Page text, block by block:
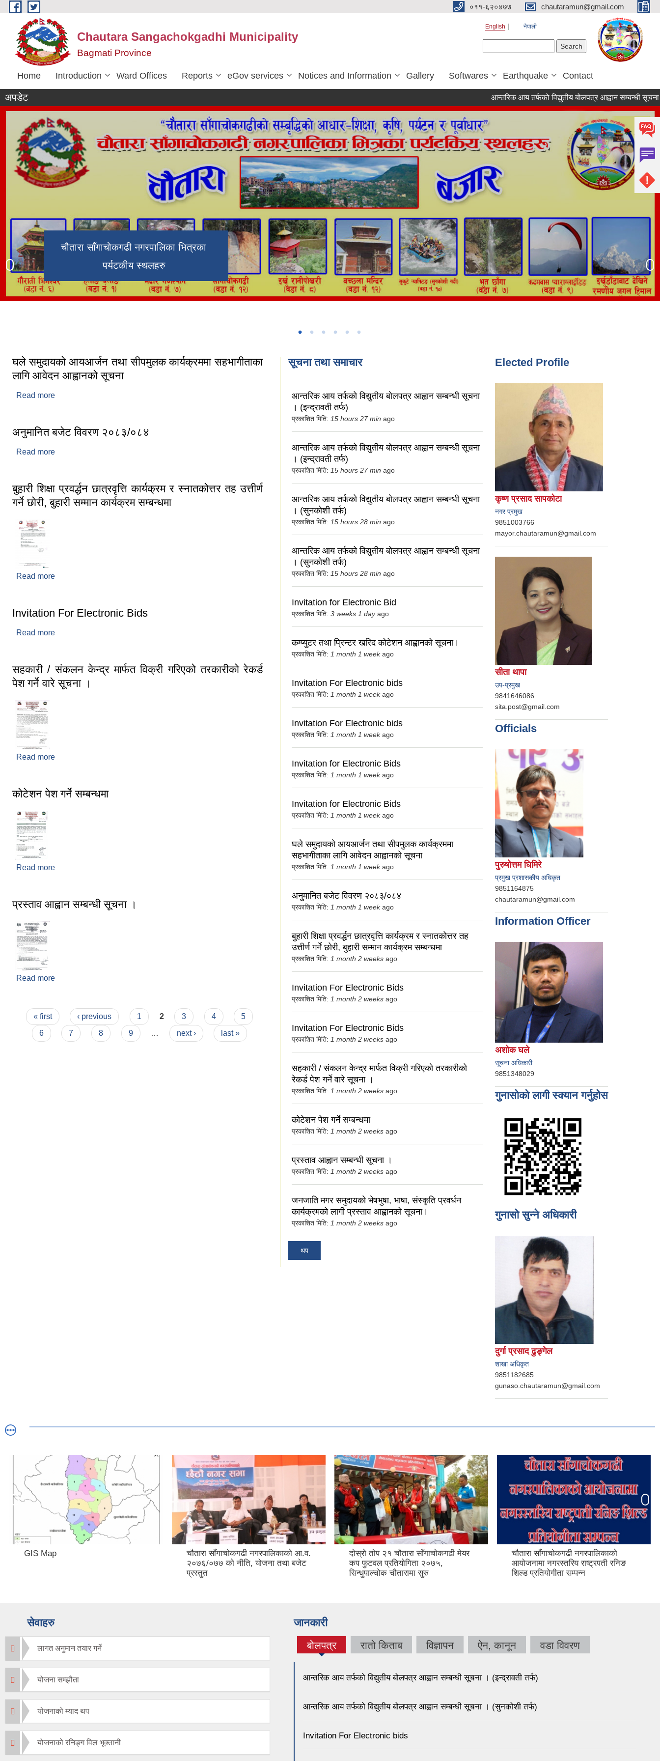
Skip to main content ०११-६२०४७७ chautaramun@gmail.com
Chautara Sangachokgadhi Municipality
Bagmati Province
English नेपाली
Home Introduction Ward Offices Reports eGov services Notices and Information Gallery Softwares Earthquake Contact
अपडेट आन्तरिक आय तर्फको विद्युतीय बोलपत्र आह्वान सम्बन्धी सूचना ।
चौतारा साँगाचोकगढी नगरपालिका भित्रका
पर्यटकीय स्थलहरु
चौतारा बजारबाट देखिने रमणीय जुगल हिमाल
बुद्ध पार्कको सुन्दर दृष्य
चौतारा बजार
गौराती भीमेश्वर मन्दिर
विद्यालयको कार्यक्रममा चौतारा साँगाचोकगढी
नगरपालिकाका नगरप्रमुख र उपप्रमुख
घले समुदायको आयआर्जन तथा सीपमुलक कार्यक्रममा सहभागीताका
लागि आवेदन आह्वानको सूचना
Read more
अनुमानित बजेट विवरण २०८३/०८४
Read more
बुहारी शिक्षा प्रवर्द्धन छात्रवृत्ति कार्यक्रम र स्नातकोत्तर तह उत्तीर्ण
गर्ने छोरी, बुहारी सम्मान कार्यक्रम सम्बन्धमा
Read more
Invitation For Electronic Bids
Read more
सहकारी / संकलन केन्द्र मार्फत विक्री गरिएको तरकारीको रेकर्ड
पेश गर्ने वारे सूचना ।
Read more
कोटेशन पेश गर्ने सम्बन्धमा
Read more
प्रस्ताव आह्वान सम्बन्धी सूचना ।
Read more
Pages
« first ‹ previous 1 2 3 4
5
6
7 8 9 … next › last »
सूचना तथा समाचार
आन्तरिक आय तर्फको विद्युतीय बोलपत्र आह्वान सम्बन्धी सूचना
। (इन्द्रावती तर्फ)
प्रकाशित मिति: 15 hours 27 min ago
आन्तरिक आय तर्फको विद्युतीय बोलपत्र आह्वान सम्बन्धी सूचना
। (इन्द्रावती तर्फ)
प्रकाशित मिति: 15 hours 27 min ago
आन्तरिक आय तर्फको विद्युतीय बोलपत्र आह्वान सम्बन्धी सूचना
। (सुनकोशी तर्फ)
प्रकाशित मिति: 15 hours 28 min ago
आन्तरिक आय तर्फको विद्युतीय बोलपत्र आह्वान सम्बन्धी सूचना
। (सुनकोशी तर्फ)
प्रकाशित मिति: 15 hours 28 min ago
Invitation for Electronic Bid
प्रकाशित मिति: 3 weeks 1 dayago
कम्प्युटर तथा प्रिन्टर खरिद कोटेशन आह्वानको सूचना।
प्रकाशित मिति: 1 month 1 weekago
Invitation For Electronic bids
प्रकाशित मिति: 1 month 1 weekago
Invitation For Electronic bids
प्रकाशित मिति: 1 month 1 weekago
Invitation for Electronic Bids
प्रकाशित मिति: 1 month 1 weekago
Invitation for Electronic Bids
प्रकाशित मिति: 1 month 1 weekago
घले समुदायको आयआर्जन तथा सीपमुलक कार्यक्रममा
सहभागीताका लागि आवेदन आह्वानको सूचना
प्रकाशित मिति: 1 month 1 weekago
अनुमानित बजेट विवरण २०८३/०८४
प्रकाशित मिति: 1 month 1 weekago
बुहारी शिक्षा प्रवर्द्धन छात्रवृत्ति कार्यक्रम र स्नातकोत्तर तह
उत्तीर्ण गर्ने छोरी, बुहारी सम्मान कार्यक्रम सम्बन्धमा
प्रकाशित मिति: 1 month 2 weeks ago
Invitation For Electronic Bids
प्रकाशित मिति: 1 month 2 weeks ago
Invitation For Electronic Bids
प्रकाशित मिति: 1 month 2 weeks ago
सहकारी / संकलन केन्द्र मार्फत विक्री गरिएको तरकारीको
रेकर्ड पेश गर्ने वारे सूचना ।
प्रकाशित मिति: 1 month 2 weeks ago
कोटेशन पेश गर्ने सम्बन्धमा
प्रकाशित मिति: 1 month 2 weeks ago
प्रस्ताव आह्वान सम्बन्धी सूचना ।
प्रकाशित मिति: 1 month 2 weeks ago
जनजाति मगर समुदायको भेषभुषा, भाषा, संस्कृति प्रवर्धन
कार्यक्रमको लागी प्रस्ताव आह्वानको सूचना।
प्रकाशित मिति: 1 month 2 weeks ago
थप
Elected Profile
कृष्ण प्रसाद सापकोटा
नगर प्रमुख
9851003766
mayor.chautaramun@gmail.com
सीता थापा
उप-प्रमुख
9841646086
sita.post@gmail.com
Officials
पुरुषोत्तम घिमिरे
प्रमुख प्रशासकीय अधिकृत
9851164875
chautaramun@gmail.com
Information Officer
अशोक घले
सूचना अधिकारी
9851348029
गुनासोको लागी स्क्यान गर्नुहोस
गुनासो सुन्ने अधिकारी
दुर्गा प्रसाद ढुङ्गेल
शाखा अधिकृत
9851182685
gunaso.chautaramun@gmail.com
GIS Map
चाैतारा साँगाचोकगढी नगरपालिकाकाे आ.व.
२०७६/०७७ को नीति, योजना तथा बजेट
प्रस्तुत
दोस्रो तोप २१ चौतारा साँगाचोकगढी मेयर
कप फुटवल प्रतियोगिता २०७५,
सिन्धुपाल्चोक चौतारामा सुरु
चौतारा साँगाचोकगढी नगरपालिकाको
आयोजनामा नगरस्तरिय राष्ट्रपती रनिङ
शिल्ड प्रतियोगीता सम्पन्न
सेवाहरु
लागत अनुमान तयार गर्ने
योजना सम्झौता
योजनाको म्याद थप
योजनाको रनिङ्ग विल भूक्तानी
जानकारी
बोलपत्र
(active
रातो किताब विज्ञापन ऐन, कानून वडा विवरण
आन्तरिक आय तर्फको विद्युतीय बोलपत्र आह्वान सम्बन्धी सूचना । (इन्द्रावती तर्फ)
आन्तरिक आय तर्फको विद्युतीय बोलपत्र आह्वान सम्बन्धी सूचना । (सुनकोशी तर्फ)
Invitation For Electronic bids